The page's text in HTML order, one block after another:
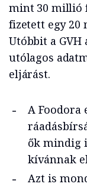
mint 30 millió
fizetett egy
Utóbbit a GVH
utólagos
eljárást.
A Foodora
ők mindig
kívánnak
Azt is